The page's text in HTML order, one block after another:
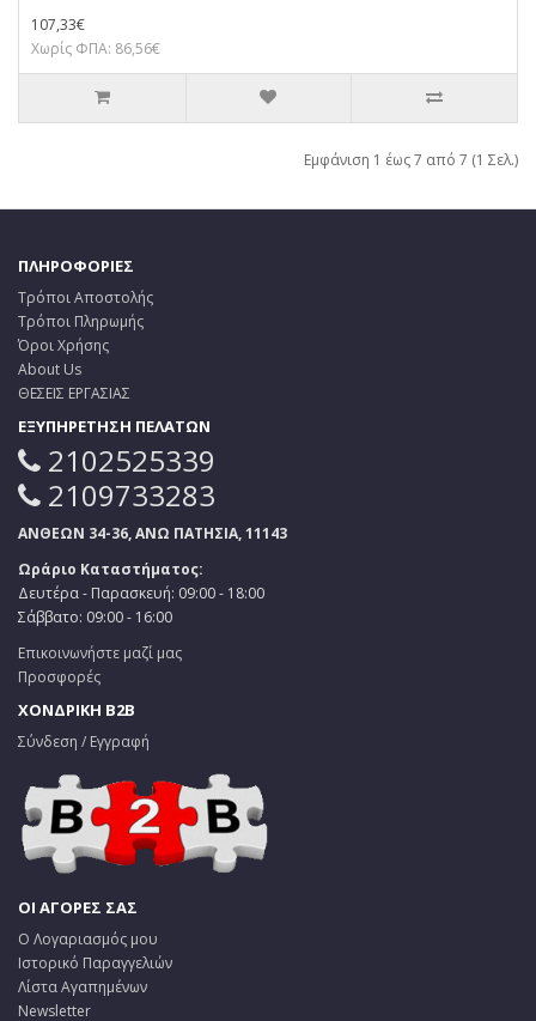
107,33€
Χωρίς ΦΠΑ: 86,56€
Εμφάνιση 1 έως 7 από 7 (1 Σελ.)
ΠΛΗΡΟΦΟΡΙΕΣ
Τρόποι Αποστολής
Τρόποι Πληρωμής
Όροι Χρήσης
About Us
ΘΕΣΕΙΣ ΕΡΓΑΣΙΑΣ
ΕΞΥΠΗΡΕΤΗΣΗ ΠΕΛΑΤΩΝ
2102525339
2109733283
ΑΝΘΕΩΝ 34-36, ΑΝΩ ΠΑΤΗΣΙΑ, 11143
Ωράριο Καταστήματος:
Δευτέρα - Παρασκευή: 09:00 - 18:00
Σάββατο: 09:00 - 16:00
Επικοινωνήστε μαζί μας
Προσφορές
ΧΟΝΔΡΙΚΗ B2B
Σύνδεση / Εγγραφή
ΟΙ ΑΓΟΡΕΣ ΣΑΣ
Ο Λογαριασμός μου
Ιστορικό Παραγγελιών
Λίστα Αγαπημένων
Newsletter